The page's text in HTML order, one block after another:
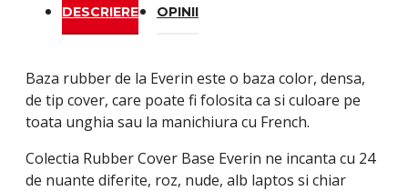
DESCRIERE OPINII
Baza rubber de la Everin este o baza color, densa,
de tip cover, care poate fi folosita ca si culoare pe
toata unghia sau la manichiura cu French.
Colectia Rubber Cover Base Everin ne incanta cu 24
de nuante diferite, roz, nude, alb laptos si chiar